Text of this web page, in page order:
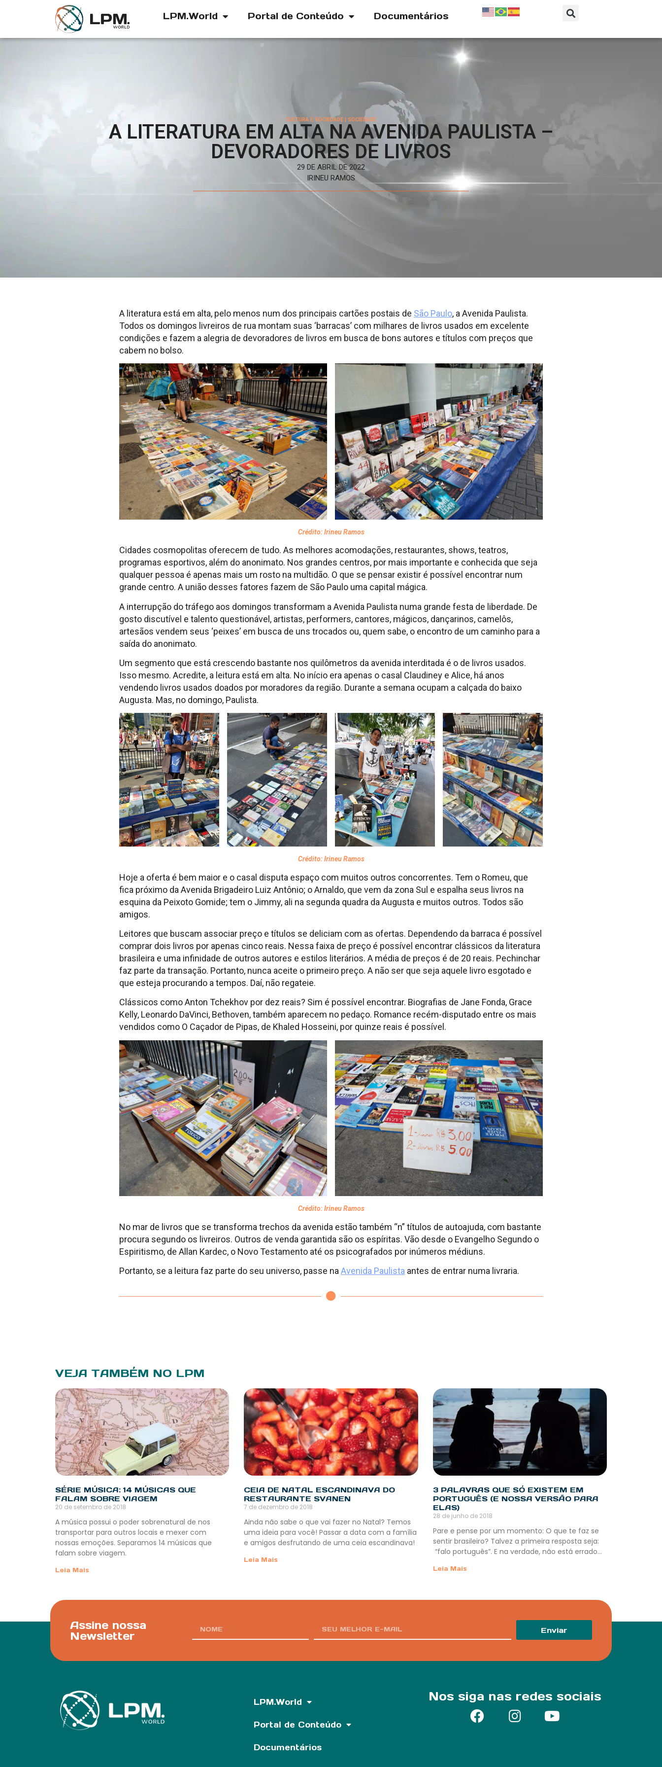
LPM.World Portal de Conteúdo Documentários
CULTURA E SOCIEDADE | SOCIEDADE
A LITERATURA EM ALTA NA AVENIDA PAULISTA –
DEVORADORES DE LIVROS
29 DE ABRIL DE 2022
IRINEU RAMOS
A literatura está em alta, pelo menos num dos principais cartões postais de São Paulo, a Avenida Paulista.
Todos os domingos livreiros de rua montam suas ‘barracas’ com milhares de livros usados em excelente
condições e fazem a alegria de devoradores de livros em busca de bons autores e títulos com preços que
cabem no bolso.
Crédito: Irineu Ramos
Cidades cosmopolitas oferecem de tudo. As melhores acomodações, restaurantes, shows, teatros,
programas esportivos, além do anonimato. Nos grandes centros, por mais importante e conhecida que seja
qualquer pessoa é apenas mais um rosto na multidão. O que se pensar existir é possível encontrar num
grande centro. A união desses fatores fazem de São Paulo uma capital mágica.
A interrupção do tráfego aos domingos transformam a Avenida Paulista numa grande festa de liberdade. De
gosto discutível e talento questionável, artistas, performers, cantores, mágicos, dançarinos, camelôs,
artesãos vendem seus ‘peixes’ em busca de uns trocados ou, quem sabe, o encontro de um caminho para a
saída do anonimato.
Um segmento que está crescendo bastante nos quilômetros da avenida interditada é o de livros usados.
Isso mesmo. Acredite, a leitura está em alta. No início era apenas o casal Claudiney e Alice, há anos
vendendo livros usados doados por moradores da região. Durante a semana ocupam a calçada do baixo
Augusta. Mas, no domingo, Paulista.
Crédito: Irineu Ramos
Hoje a oferta é bem maior e o casal disputa espaço com muitos outros concorrentes. Tem o Romeu, que
fica próximo da Avenida Brigadeiro Luiz Antônio; o Arnaldo, que vem da zona Sul e espalha seus livros na
esquina da Peixoto Gomide; tem o Jimmy, ali na segunda quadra da Augusta e muitos outros. Todos são
amigos.
Leitores que buscam associar preço e títulos se deliciam com as ofertas. Dependendo da barraca é possível
comprar dois livros por apenas cinco reais. Nessa faixa de preço é possível encontrar clássicos da literatura
brasileira e uma infinidade de outros autores e estilos literários. A média de preços é de 20 reais. Pechinchar
faz parte da transação. Portanto, nunca aceite o primeiro preço. A não ser que seja aquele livro esgotado e
que esteja procurando a tempos. Daí, não regateie.
Clássicos como Anton Tchekhov por dez reais? Sim é possível encontrar. Biografias de Jane Fonda, Grace
Kelly, Leonardo DaVinci, Bethoven, também aparecem no pedaço. Romance recém-disputado entre os mais
vendidos como O Caçador de Pipas, de Khaled Hosseini, por quinze reais é possível.
Crédito: Irineu Ramos
No mar de livros que se transforma trechos da avenida estão também “n” títulos de autoajuda, com bastante
procura segundo os livreiros. Outros de venda garantida são os espíritas. Vão desde o Evangelho Segundo o
Espiritismo, de Allan Kardec, o Novo Testamento até os psicografados por inúmeros médiuns.
Portanto, se a leitura faz parte do seu universo, passe na Avenida Paulista antes de entrar numa livraria.
VEJA TAMBÉM NO LPM
SÉRIE MÚSICA: 14 MÚSICAS QUE
FALAM SOBRE VIAGEM
20 de setembro de 2018
A música possui o poder sobrenatural de nos
transportar para outros locais e mexer com
nossas emoções. Separamos 14 músicas que
falam sobre viagem.
Leia Mais
CEIA DE NATAL ESCANDINAVA DO
RESTAURANTE SVANEN
7 de dezembro de 2018
Ainda não sabe o que vai fazer no Natal? Temos
uma ideia para você! Passar a data com a família
e amigos desfrutando de uma ceia escandinava!
Leia Mais
3 PALAVRAS QUE SÓ EXISTEM EM
PORTUGUÊS (E NOSSA VERSÃO PARA
ELAS)
28 de junho de 2018
Pare e pense por um momento: O que te faz se
sentir brasileiro? Talvez a primeira resposta seja:
“falo português”. E na verdade, não está errado…
Leia Mais
Assine nossa
Newsletter Enviar
LPM.World
Portal de Conteúdo
Documentários
Nos siga nas redes sociais